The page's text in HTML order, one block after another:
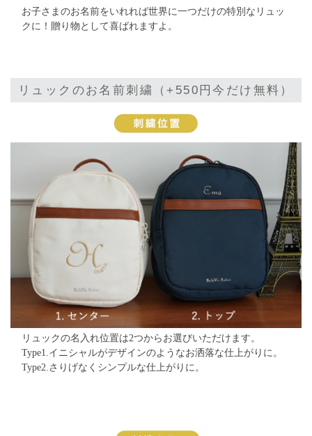
お子さまのお名前をいれれば世界に一つだけの特別なリュッ
クに！贈り物として喜ばれますよ。
リュックのお名前刺繍（+550円今だけ無料）
リュックの名入れ位置は2つからお選びいただけます。
Type1.イニシャルがデザインのようなお洒落な仕上がりに。
Type2.さりげなくシンプルな仕上がりに。